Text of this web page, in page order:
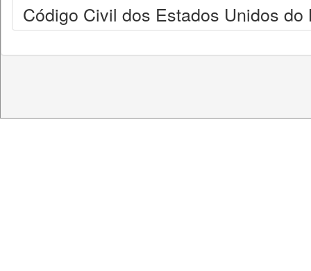
Código Civil dos Estados Unidos do